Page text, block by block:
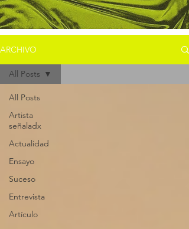
ARCHIVO
All Posts
Artista
señaladx
Actualidad
Ensayo
Suceso
Entrevista
Artículo
All Posts